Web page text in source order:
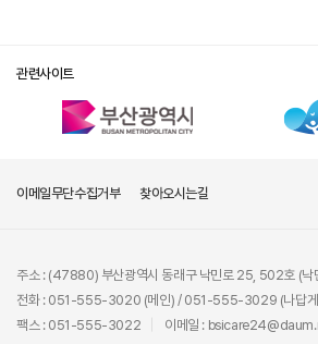
관련사이트
이메일무단수집거부 찾아오시는길
주소 : (47880) 부산광역시 동래구 낙민로 25, 502호 (낙
전화 : 051-555-3020 (메인) / 051-555-3029 (나답게
팩스 : 051-555-3022
이메일 :